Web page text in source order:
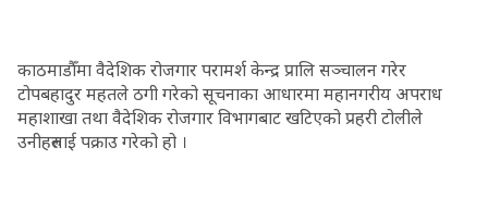
काठमाडौँमा वैदेशिक रोजगार परामर्श केन्द्र प्रालि सञ्चालन गरेर
टोपबहादुर महतले ठगी गरेको सूचनाका आधारमा महानगरीय अपराध
महाशाखा तथा वैदेशिक रोजगार विभागबाट खटिएको प्रहरी टोलीले
उनीहरुलाई पक्राउ गरेको हो ।